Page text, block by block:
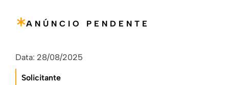
ANÚNCIO PENDENTE
Data: 28/08/2025
Solicitante